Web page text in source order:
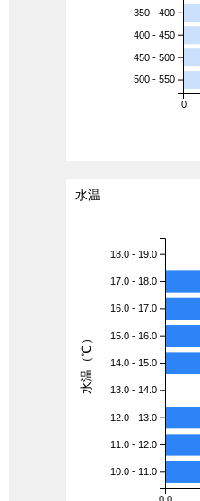
0
350 - 400
400 - 450
450 - 500
500 - 550
水温
18.0 - 19.0
17.0 - 18.0
16.0 - 17.0
15.0 - 16.0
14.0 - 15.0
13.0 - 14.0
12.0 - 13.0
11.0 - 12.0
10.0 - 11.0
水温（℃）